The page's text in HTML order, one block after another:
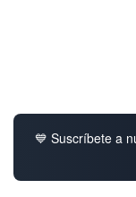
💙 Suscríbete a